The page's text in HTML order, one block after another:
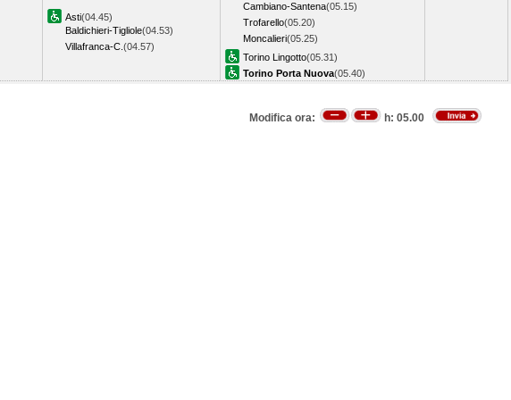
Asti(04.45)
Baldichieri-Tigliole(04.53)
Villafranca-C. (04.57)
Cambiano-Santena(05.15)
Trofarello(05.20)
Moncalieri(05.25)
Torino Lingotto(05.31)
Torino Porta Nuova(05.40)
Modifica ora: h: 05.00